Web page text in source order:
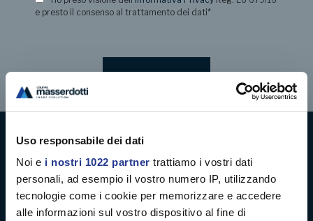
Uso responsabile dei dati
Noi e i nostri 1022 partner trattiamo i vostri dati
personali, ad esempio il vostro numero IP, utilizzando
tecnologie come i cookie per memorizzare e accedere
alle informazioni sul vostro dispositivo al fine di
e presto il consenso al trattamento dei dati*
Digital decoration
Digital signage